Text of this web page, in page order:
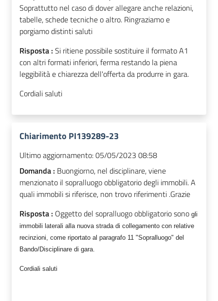
Soprattutto nel caso di dover allegare anche relazioni,
tabelle, schede tecniche o altro. Ringraziamo e
porgiamo distinti saluti
Risposta : Si ritiene possibile sostituire il formato A1
con altri formati inferiori, ferma restando la piena
leggibilità e chiarezza dell'offerta da produrre in gara.
Cordiali saluti
Chiarimento PI139289-23
Ultimo aggiornamento:05/05/2023 08:58
Domanda : Buongiorno, nel disciplinare, viene
menzionato il sopralluogo obbligatorio degli immobili. A
quali immobili si riferisce, non trovo riferimenti .Grazie
Risposta : Oggetto del sopralluogo obbligatorio sono gli
immobili laterali alla nuova strada di collegamento con relative
recinzioni, come riportato al paragrafo 11 "Sopralluogo" del
Bando/Disciplinare di gara.
Cordiali saluti